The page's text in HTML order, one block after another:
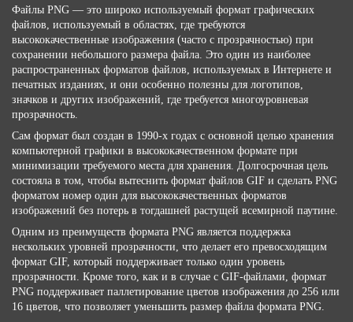
Файлы PNG — это широко используемый формат графических
файлов, используемый в областях, где требуются
высококачественные изображения (часто с прозрачностью) при
сохранении небольшого размера файла. Это один из наиболее
распространенных форматов файлов, используемых в Интернете и
печатных изданиях, и они особенно полезны для логотипов,
значков и других изображений, где требуется многоуровневая
прозрачность.
Сам формат был создан в 1990-х годах с основной целью хранения
компьютерной графики в высококачественном формате при
минимизации требуемого места для хранения. Долгосрочная цель
состояла в том, чтобы вытеснить формат файлов GIF и сделать PNG
форматом номер один для высококачественных форматов
изображений без потерь в тогдашней растущей всемирной паутине.
Одним из преимуществ формата PNG является поддержка
нескольких уровней прозрачности, что делает его превосходящим
формат GIF, который поддерживает только один уровень
прозрачности. Кроме того, как и в случае с GIF-файлами, формат
PNG поддерживает паллетирование цветов изображения до 256 или
16 цветов, что позволяет уменьшить размер файла формата PNG.